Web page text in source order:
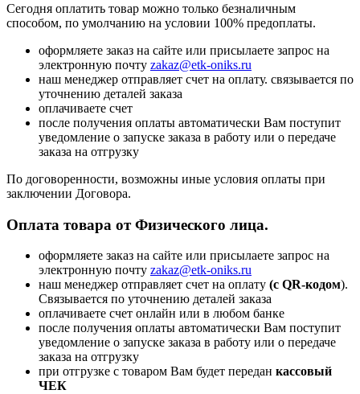
Сегодня оплатить товар можно только безналичным
способом, по умолчанию на условии 100% предоплаты.
оформляете заказ на сайте или присылаете запрос на
электронную почту zakaz@etk-oniks.ru
наш менеджер отправляет счет на оплату. связывается по
уточнению деталей заказа
оплачиваете счет
после получения оплаты автоматически Вам поступит
уведомление о запуске заказа в работу или о передаче
заказа на отгрузку
По договоренности, возможны иные условия оплаты при
заключении Договора.
Оплата товара от Физического лица.
оформляете заказ на сайте или присылаете запрос на
электронную почту zakaz@etk-oniks.ru
наш менеджер отправляет счет на оплату (с QR-кодом).
Связывается по уточнению деталей заказа
оплачиваете счет онлайн или в любом банке
после получения оплаты автоматически Вам поступит
уведомление о запуске заказа в работу или о передаче
заказа на отгрузку
при отгрузке с товаром Вам будет передан кассовый
ЧЕК